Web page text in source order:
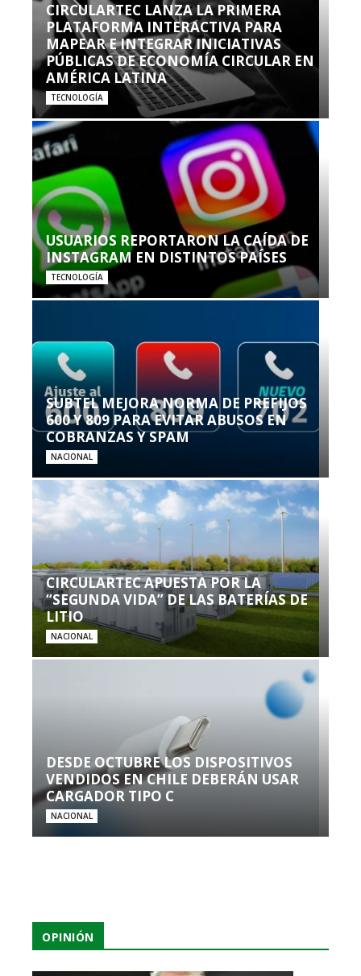
CIRCULARTEC LANZA LA PRIMERA
PLATAFORMA INTERACTIVA PARA
MAPEAR E INTEGRAR INICIATIVAS
PÚBLICAS DE ECONOMÍA CIRCULAR EN
AMÉRICA LATINA
TECNOLOGÍA
USUARIOS REPORTARON LA CAÍDA DE
INSTAGRAM EN DISTINTOS PAÍSES
TECNOLOGÍA
SUBTEL MEJORA NORMA DE PREFIJOS
600 Y 809 PARA EVITAR ABUSOS EN
COBRANZAS Y SPAM
NACIONAL
CIRCULARTEC APUESTA POR LA
“SEGUNDA VIDA” DE LAS BATERÍAS DE
LITIO
NACIONAL
DESDE OCTUBRE LOS DISPOSITIVOS
VENDIDOS EN CHILE DEBERÁN USAR
CARGADOR TIPO C
NACIONAL
OPINIÓN